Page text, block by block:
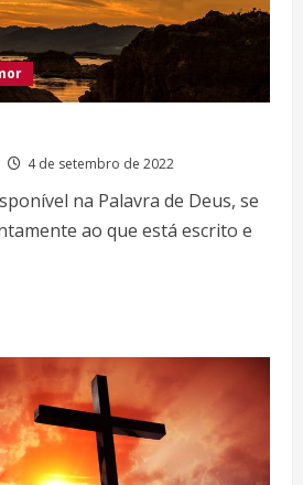
4 de setembro de 2022
na Palavra de Deus, se
ao que está escrito e